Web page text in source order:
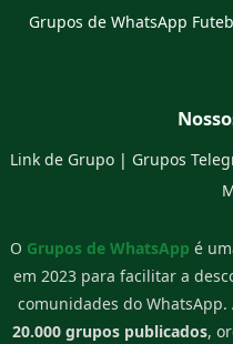
Grupos de WhatsApp
Link de Grupo | Grupos
O Grupos de WhatsApp é
em 2023 para facilitar a
comunidades do
20.000 grupos publicados,